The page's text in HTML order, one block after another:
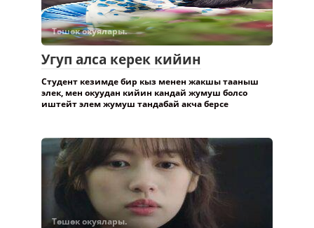
Төшөк окуялары.
Угуп алса керек кийин
Студент кезимде бир кыз менен жакшы тааныш
элек, мен окуудан кийин кандай жумуш болсо
иштейт элем жумуш тандабай акча берсе
Төшөк окуялары.